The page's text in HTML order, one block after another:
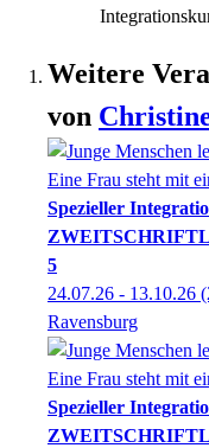
Weitere
von
Spezieller
5
24.07.26 - 13.10.26
Ravensburg
Spezieller